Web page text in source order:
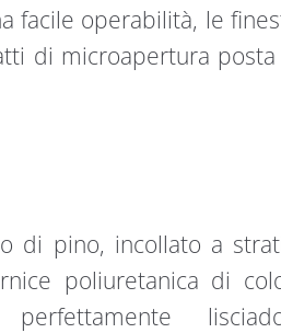
facile operabilità, le
di microapertura
di pino, incollato a
poliuretanica di